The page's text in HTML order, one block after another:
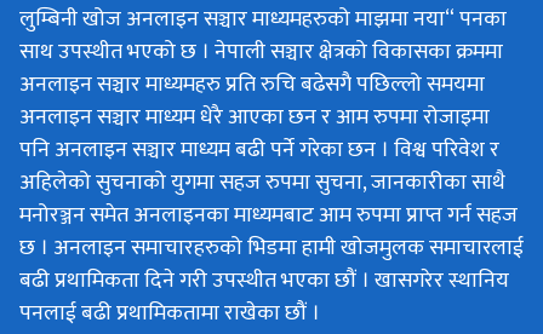
लुम्बिनी खोज अनलाइन सञ्चार माध्यमहरुको माझमा नया“ पनका
साथ उपस्थीत भएको छ । नेपाली सञ्चार क्षेत्रको विकासका क्रममा
अनलाइन सञ्चार माध्यमहरु प्रति रुचि बढेसगै पछिल्लो समयमा
अनलाइन सञ्चार माध्यम धेरै आएका छन र आम रुपमा रोजाइमा
पनि अनलाइन सञ्चार माध्यम बढी पर्ने गरेका छन । विश्व परिवेश र
अहिलेको सुचनाको युगमा सहज रुपमा सुचना, जानकारीका साथै
मनोरञ्जन समेत अनलाइनका माध्यमबाट आम रुपमा प्राप्त गर्न सहज
छ । अनलाइन समाचारहरुको भिडमा हामी खोजमुलक समाचारलाई
बढी प्रथामिकता दिने गरी उपस्थीत भएका छौं । खासगरेर स्थानिय
पनलाई बढी प्रथामिकतामा राखेका छौं ।